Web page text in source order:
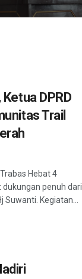
DPRD
Trail
Trabas Hebat 4
penuh dari
Suwanti. Kegiatan...